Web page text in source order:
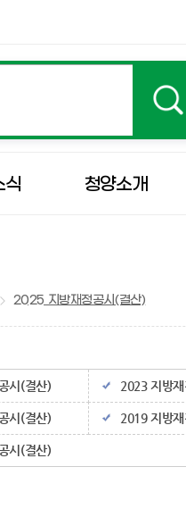
식 청양소개
2025 지방재정공시(결산)
시(결산) 2023 지방
시(결산) 2019 지방
시(결산)